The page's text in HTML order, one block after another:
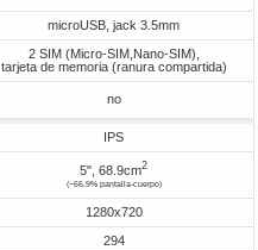
microUSB, jack 3.5mm
2 SIM (Micro-SIM,Nano-SIM),
tarjeta de memoria (ranura compartida)
no
IPS
5", 68.9cm2
(~66.9% pantalla-cuerpo)
1280x720
294